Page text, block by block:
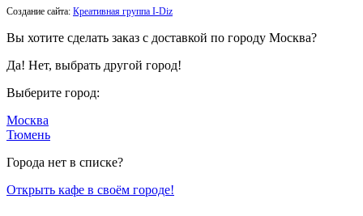
Создание сайта: Креативная группа I-Diz
Вы хотите сделать заказ с доставкой по городу Москва?
Да! Нет, выбрать другой город!
Выберите город:
Москва
Тюмень
Города нет в списке?
Открыть кафе в своём городе!